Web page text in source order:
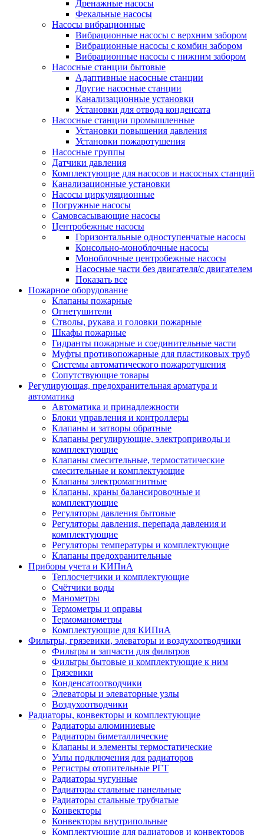
Дренажные насосы
Фекальные насосы
Насосы вибрационные
Вибрационные насосы с верхним забором
Вибрационные насосы с комбин забором
Вибрационные насосы с нижним забором
Насосные станции бытовые
Адаптивные насосные станции
Другие насосные станции
Канализационные установки
Установки для отвода конденсата
Насосные станции промышленные
Установки повышения давления
Установки пожаротушения
Насосные группы
Датчики давления
Комплектующие для насосов и насосных станций
Канализационные установки
Насосы циркуляционные
Погружные насосы
Самовсасывающие насосы
Центробежные насосы
Горизонтальные одноступенчатые насосы
Консольно-моноблочные насосы
Моноблочные центробежные насосы
Насосные части без двигателя/с двигателем
Показать все
Пожарное оборудование
Клапаны пожарные
Огнетушители
Стволы, рукава и головки пожарные
Шкафы пожарные
Гидранты пожарные и соединительные части
Муфты противопожарные для пластиковых труб
Системы автоматического пожаротушения
Сопутствующие товары
Регулирующая, предохранительная арматура и
автоматика
Автоматика и принадлежности
Блоки управления и контроллеры
Клапаны и затворы обратные
Клапаны регулирующие, электроприводы и
комплектующие
Клапаны смесительные, термостатические
смесительные и комплектующие
Клапаны электромагнитные
Клапаны, краны балансировочные и
комплектующие
Регуляторы давления бытовые
Регуляторы давления, перепада давления и
комплектующие
Регуляторы температуры и комплектующие
Клапаны предохранительные
Приборы учета и КИПиА
Теплосчетчики и комплектующие
Счётчики воды
Манометры
Термометры и оправы
Термоманометры
Комплектующие для КИПиА
Фильтры, грязевики, элеваторы и воздухоотводчики
Фильтры и запчасти для фильтров
Фильтры бытовые и комплектующие к ним
Грязевики
Конденсатоотводчики
Элеваторы и элеваторные узлы
Воздухоотводчики
Радиаторы, конвекторы и комплектующие
Радиаторы алюминиевые
Радиаторы биметаллические
Клапаны и элементы термостатические
Узлы подключения для радиаторов
Регистры отопительные РГТ
Радиаторы чугунные
Радиаторы стальные панельные
Радиаторы стальные трубчатые
Конвекторы
Конвекторы внутрипольные
Комплектующие для радиаторов и конвекторов